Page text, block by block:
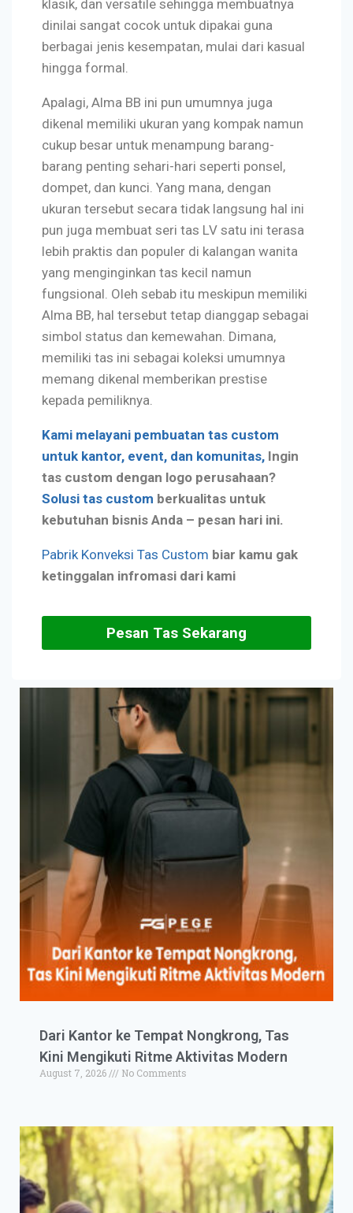
klasik, dan versatile sehingga membuatnya
dinilai sangat cocok untuk dipakai guna
berbagai jenis kesempatan, mulai dari kasual
hingga formal.
Apalagi, Alma BB ini pun umumnya juga
dikenal memiliki ukuran yang kompak namun
cukup besar untuk menampung barang-
barang penting sehari-hari seperti ponsel,
dompet, dan kunci. Yang mana, dengan
ukuran tersebut secara tidak langsung hal ini
pun juga membuat seri tas LV satu ini terasa
lebih praktis dan populer di kalangan wanita
yang menginginkan tas kecil namun
fungsional. Oleh sebab itu meskipun memiliki
Alma BB, hal tersebut tetap dianggap sebagai
simbol status dan kemewahan. Dimana,
memiliki tas ini sebagai koleksi umumnya
memang dikenal memberikan prestise
kepada pemiliknya.
Kami melayani pembuatan tas custom
untuk kantor, event, dan komunitas, Ingin
tas custom dengan logo perusahaan?
Solusi tas custom berkualitas untuk
kebutuhan bisnis Anda – pesan hari ini.
Pabrik Konveksi Tas Custom biar kamu gak
ketinggalan infromasi dari kami
Pesan Tas Sekarang
Dari Kantor ke Tempat Nongkrong, Tas
Kini Mengikuti Ritme Aktivitas Modern
August 7, 2026 No Comments